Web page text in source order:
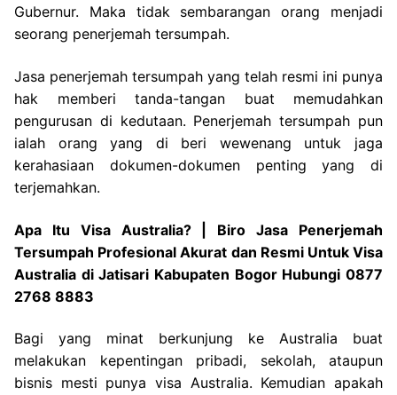
Gubernur. Maka tidak sembarangan orang menjadi
seorang penerjemah tersumpah.
Jasa penerjemah tersumpah yang telah resmi ini punya
hak memberi tanda-tangan buat memudahkan
pengurusan di kedutaan. Penerjemah tersumpah pun
ialah orang yang di beri wewenang untuk jaga
kerahasiaan dokumen-dokumen penting yang di
terjemahkan.
Apa Itu Visa Australia? | Biro Jasa Penerjemah
Tersumpah Profesional Akurat dan Resmi Untuk Visa
Australia di Jatisari Kabupaten Bogor Hubungi 0877
2768 8883
Bagi yang minat berkunjung ke Australia buat
melakukan kepentingan pribadi, sekolah, ataupun
bisnis mesti punya visa Australia. Kemudian apakah